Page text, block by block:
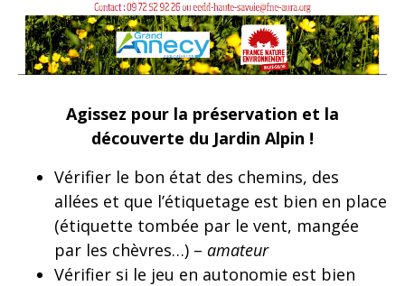
Agissez pour la préservation et la
découverte du Jardin Alpin !
Vérifier le bon état des chemins, des
allées et que l’étiquetage est bien en place
(étiquette tombée par le vent, mangée
par les chèvres…) – amateur
Vérifier si le jeu en autonomie est bien